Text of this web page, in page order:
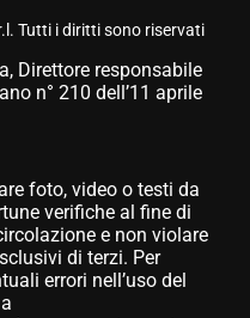
Tutti i diritti sono riservati
Direttore responsabile
n° 210 dell’11 aprile
foto, video o testi da
verifiche al fine di
e non violare
di terzi. Per
errori nell’uso del